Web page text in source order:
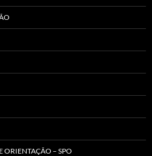
ORIENTAÇÃO – SPO